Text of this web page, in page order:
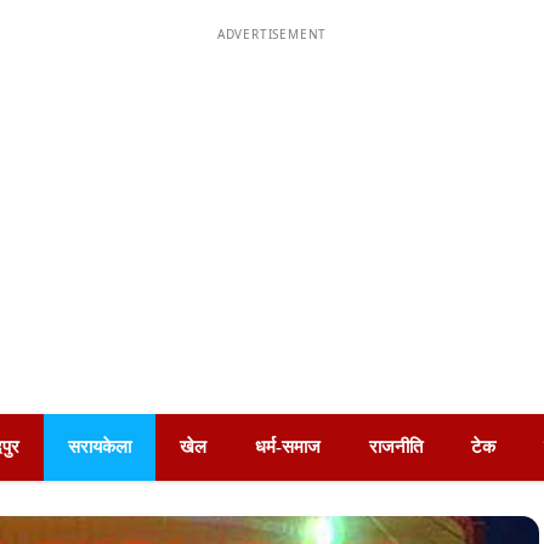
ADVERTISEMENT
सरायकेला खेल धर्म-समाज राजनीति टेक